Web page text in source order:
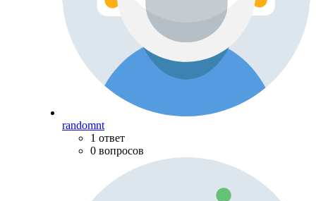
randomnt
1 ответ
0 вопросов